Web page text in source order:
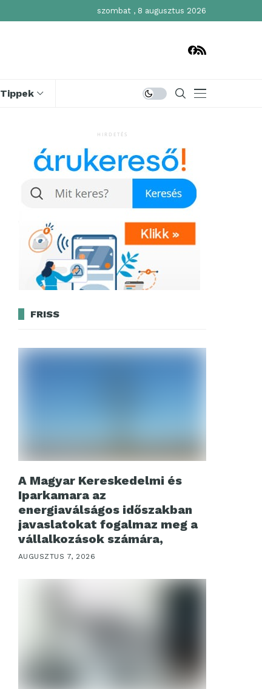
szombat , 8 augusztus 2026
Tippek
HIRDETÉS
FRISS
A Magyar Kereskedelmi és
Iparkamara az
energiaválságos időszakban
javaslatokat fogalmaz meg a
vállalkozások számára,
AUGUSZTUS 7, 2026